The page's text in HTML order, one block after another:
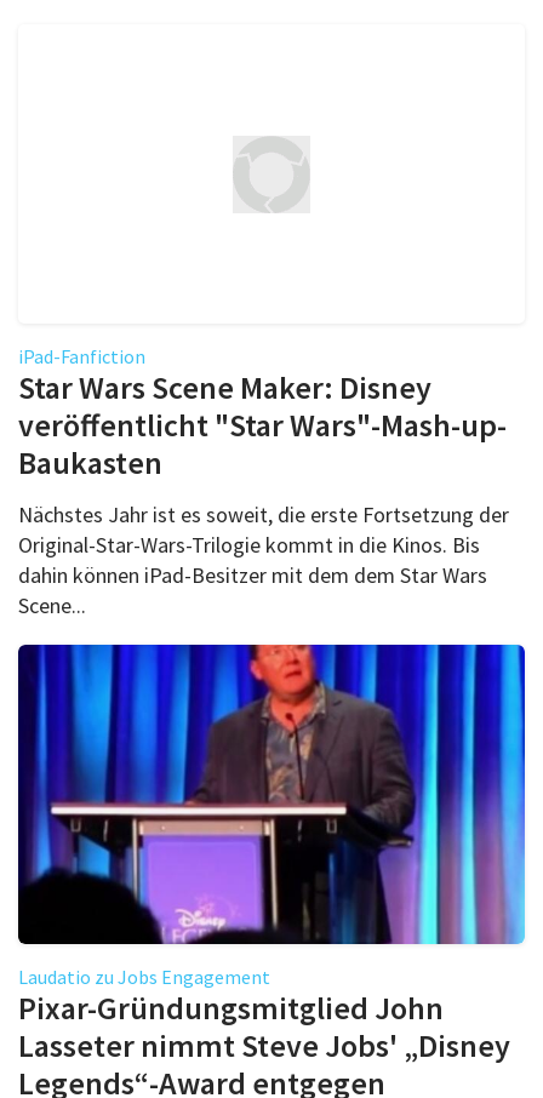
iPad-Fanfiction
Star Wars Scene Maker: Disney
veröffentlicht "Star Wars"-Mash-up-
Baukasten
Nächstes Jahr ist es soweit, die erste Fortsetzung der
Original-Star-Wars-Trilogie kommt in die Kinos. Bis
dahin können iPad-Besitzer mit dem dem Star Wars
Scene...
Laudatio zu Jobs Engagement
Pixar-Gründungsmitglied John
Lasseter nimmt Steve Jobs' „Disney
Legends“-Award entgegen